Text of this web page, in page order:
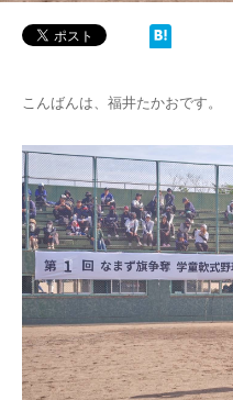
こんばんは、福井たかおです。